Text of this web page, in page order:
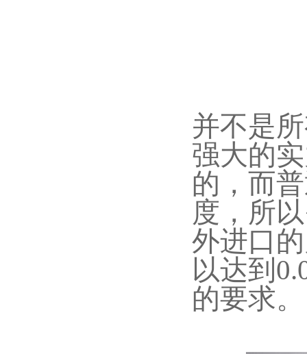
并不是
强大的
的，而
度，所
外进口
以达到
的要求。